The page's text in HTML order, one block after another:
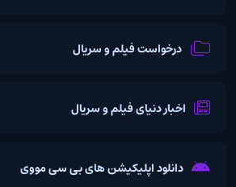
درخواست فیلم و سریال
اخبار دنیای فیلم و سریال
دانلود اپلیکیشن های بی سی مووی